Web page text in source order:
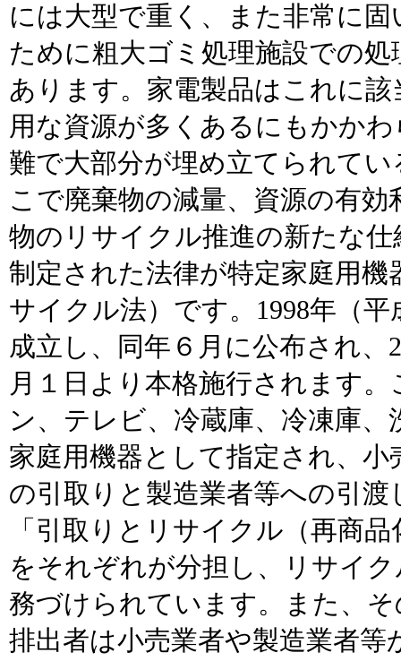
には大型で重く、また非常に
ために粗大ゴミ処理施設での
あります。家電製品はこれに
用な資源が多くあるにもかか
難で大部分が埋め立てられて
こで廃棄物の減量、資源の有
物のリサイクル推進の新たな
制定された法律が特定家庭用機
サイクル法）です。1998年（
成立し、同年６月に公布され、
月１日より本格施行されます
ン、テレビ、冷蔵庫、冷凍庫
家庭用機器として指定され、
の引取りと製造業者等への引渡
「引取りとリサイクル（再商
をそれぞれが分担し、リサイ
務づけられています。また、
排出者は小売業者や製造業者